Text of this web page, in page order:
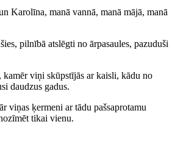
Karolīna, manā vannā, manā mājā, manā
pilnībā atslēgti no ārpasaules, pazuduši
viņi skūpstījās ar kaisli, kādu no
daudzus gadus.
viņas ķermeni ar tādu pašsaprotamu
tikai vienu.